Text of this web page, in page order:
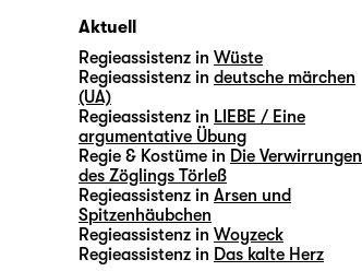
Aktuell
Regieassistenz in Wüste
Regieassistenz in deutsche märchen
(UA)
Regieassistenz in LIEBE / Eine
argumentative Übung
Regie & Kostüme in Die Verwirrungen
des Zöglings Törleß
Regieassistenz in Arsen und
Spitzenhäubchen
Regieassistenz in Woyzeck
Regieassistenz in Das kalte Herz